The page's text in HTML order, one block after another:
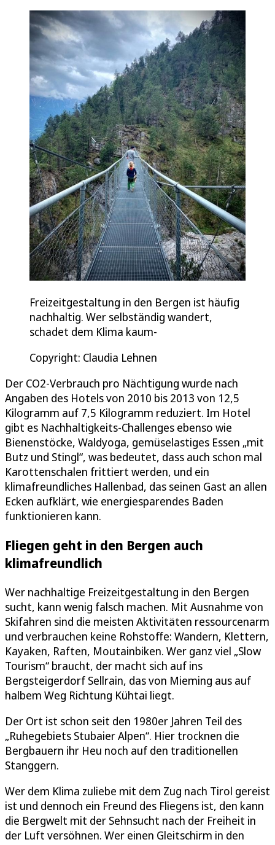
Freizeitgestaltung in den Bergen ist häufig
nachhaltig. Wer selbständig wandert,
schadet dem Klima kaum-
Copyright: Claudia Lehnen
Der CO2-Verbrauch pro Nächtigung wurde nach
Angaben des Hotels von 2010 bis 2013 von 12,5
Kilogramm auf 7,5 Kilogramm reduziert. Im Hotel
gibt es Nachhaltigkeits-Challenges ebenso wie
Bienenstöcke, Waldyoga, gemüselastiges Essen „mit
Butz und Stingl“, was bedeutet, dass auch schon mal
Karottenschalen frittiert werden, und ein
klimafreundliches Hallenbad, das seinen Gast an allen
Ecken aufklärt, wie energiesparendes Baden
funktionieren kann.
Fliegen geht in den Bergen auch
klimafreundlich
Wer nachhaltige Freizeitgestaltung in den Bergen
sucht, kann wenig falsch machen. Mit Ausnahme von
Skifahren sind die meisten Aktivitäten ressourcenarm
und verbrauchen keine Rohstoffe: Wandern, Klettern,
Kayaken, Raften, Moutainbiken. Wer ganz viel „Slow
Tourism“ braucht, der macht sich auf ins
Bergsteigerdorf Sellrain, das von Mieming aus auf
halbem Weg Richtung Kühtai liegt.
Der Ort ist schon seit den 1980er Jahren Teil des
„Ruhegebiets Stubaier Alpen“. Hier trocknen die
Bergbauern ihr Heu noch auf den traditionellen
Stanggern.
Wer dem Klima zuliebe mit dem Zug nach Tirol gereist
ist und dennoch ein Freund des Fliegens ist, den kann
die Bergwelt mit der Sehnsucht nach der Freiheit in
der Luft versöhnen. Wer einen Gleitschirm in den